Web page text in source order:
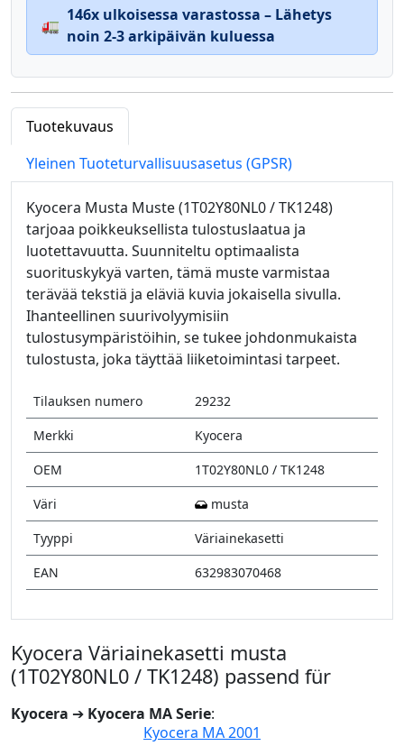
🚛
146x ulkoisessa varastossa – Lähetys
noin 2-3 arkipäivän kuluessa
Tuotekuvaus
Yleinen Tuoteturvallisuusasetus (GPSR)
Kyocera Musta Muste (1T02Y80NL0 / TK1248)
tarjoaa poikkeuksellista tulostuslaatua ja
luotettavuutta. Suunniteltu optimaalista
suorituskykyä varten, tämä muste varmistaa
terävää tekstiä ja eläviä kuvia jokaisella sivulla.
Ihanteellinen suurivolyymisiin
tulostusympäristöihin, se tukee johdonmukaista
tulostusta, joka täyttää liiketoimintasi tarpeet.
Tilauksen numero
29232
Merkki
Kyocera
OEM
1T02Y80NL0 / TK1248
Väri
musta
Tyyppi
Väriainekasetti
EAN
632983070468
Kyocera Väriainekasetti musta
(1T02Y80NL0 / TK1248) passend für
Kyocera ➔ Kyocera MA Serie:
Kyocera MA 2001